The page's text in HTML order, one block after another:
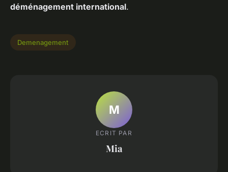
déménagement international.
Demenagement
M
ECRIT PAR
Mia